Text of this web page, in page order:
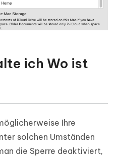
ich Wo ist
Ihre
solchen Umständen
die Sperre deaktiviert,